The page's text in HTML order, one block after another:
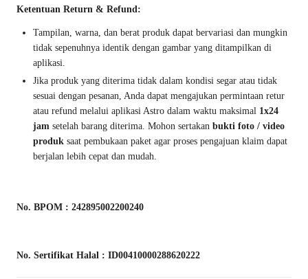
Ketentuan Return & Refund:
Tampilan, warna, dan berat produk dapat bervariasi dan mungkin
tidak sepenuhnya identik dengan gambar yang ditampilkan di
aplikasi.
Jika produk yang diterima tidak dalam kondisi segar atau tidak
sesuai dengan pesanan, Anda dapat mengajukan permintaan retur
atau refund melalui aplikasi Astro dalam waktu maksimal 1x24
jam setelah barang diterima. Mohon sertakan bukti foto / video
produk saat pembukaan paket agar proses pengajuan klaim dapat
berjalan lebih cepat dan mudah.
No. BPOM : 242895002200240
No. Sertifikat Halal : ID00410000288620222